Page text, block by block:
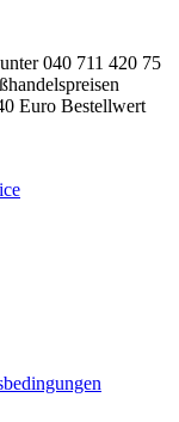
040 711 420 75
Euro Bestellwert